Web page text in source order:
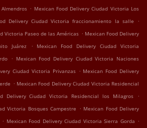
. Mexican Food Delivery Ciudad Victoria Los
Delivery Ciudad Victoria fraccionamiento la salle
.
Victoria Paseo de las Américas . Mexican Food Delivery
Juárez
.
Mexican Food Delivery Ciudad Victoria
. Mexican Food Delivery Ciudad Victoria Naciones
Ciudad Victoria Privanzas . Mexican Food Delivery
. Mexican Food Delivery Ciudad Victoria Residencial
Delivery Ciudad Victoria Residencial los Milagros
.
Victoria Bosques Campestre . Mexican Food Delivery
. Mexican Food Delivery Ciudad Victoria Sierra Gorda .